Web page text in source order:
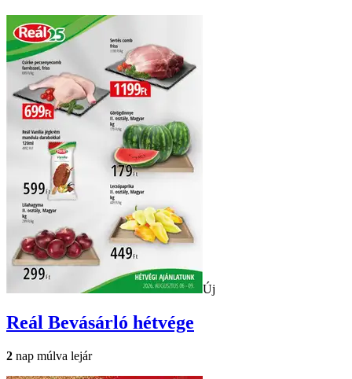
Új
Reál Bevásárló hétvége
2 nap múlva lejár